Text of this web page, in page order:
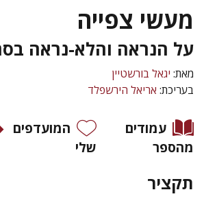
מעשי צפייה
על הנראה והלא-נראה
מאת: יגאל בורשטיין
בעריכת: אריאל הירשפלד
עמודים
מהספר
המועדפים
שלי
תקציר